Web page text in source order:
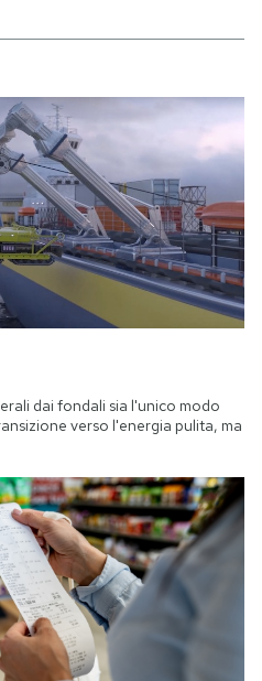
dai fondali sia l'unico modo
verso l'energia pulita, ma